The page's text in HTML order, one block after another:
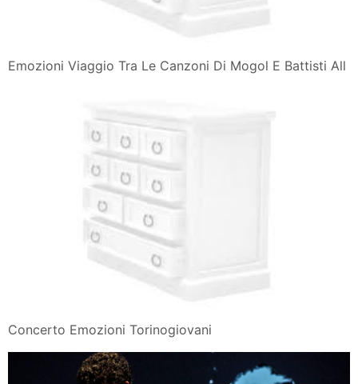
Emozioni Viaggio Tra Le Canzoni Di Mogol E Battisti All
Concerto Emozioni Torinogiovani